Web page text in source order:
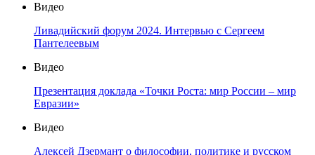
Видео
Ливадийский форум 2024. Интервью с Сергеем
Пантелеевым
Видео
Презентация доклада «Точки Роста: мир России – мир
Евразии»
Видео
Алексей Дзермант о философии, политике и русском